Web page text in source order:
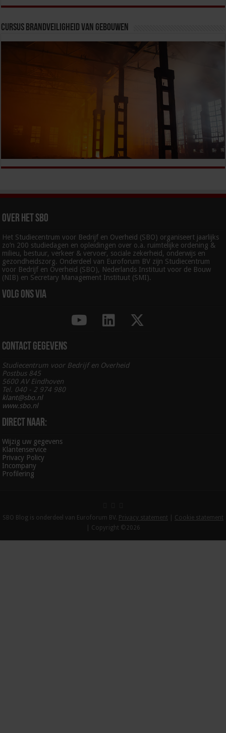
Cursus Brandveiligheid van Gebouwen
Over het SBO
Het Studiecentrum voor Bedrijf en Overheid (SBO) organiseert jaarlijks
zo’n 200 studiedagen en opleidingen over o.a. ruimtelijke ordening &
milieu, bestuur, verkeer & vervoer, sociale zekerheid, onderwijs en
gezondheidszorg. Onderdeel van Euroforum BV zijn Studiecentrum
voor Bedrijf en Overheid (SBO), Nederlands Instituut voor de Bouw
(NIB) en Secretary Management Instituut (SMI).
Volg ons via
Contact gegevens
Studiecentrum voor Bedrijf en Overheid
Postbus 845
5600 AV Eindhoven
Tel. 040 - 2 974 980
klant@sbo.nl
www.sbo.nl
Direct naar:
Wijzig uw gegevens
Klantenservice
Privacy Policy
Incompany
Profilering
SBO Blog is onderdeel van Euroforum BV. Privacy statement
Cookie statement
| Copyright ©2026